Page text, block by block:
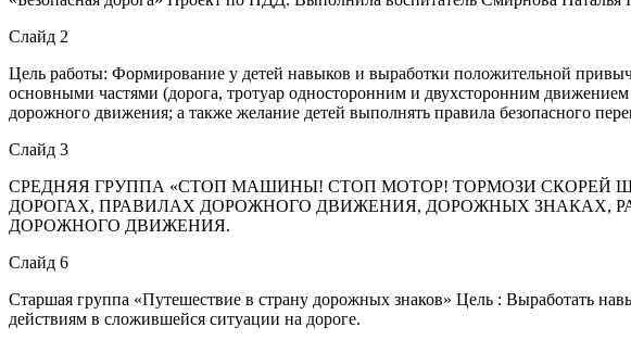
Слайд 2
Цель работы: Формирование у детей навыков и выработки положительной
основными частями (дорога, тротуар односторонним и двухсторонним
дорожного движения; а также желание детей выполнять правила безопасного
Слайд 3
СРЕДНЯЯ ГРУППА «СТОП МАШИНЫ! СТОП МОТОР! ТОРМОЗИ СКОРЕЙ
ДОРОГАХ, ПРАВИЛАХ ДОРОЖНОГО ДВИЖЕНИЯ, ДОРОЖНЫХ ЗНАКАХ,
ДОРОЖНОГО ДВИЖЕНИЯ.
Слайд 6
Старшая группа «Путешествие в страну дорожных знаков» Цель : Выработать
действиям в сложившейся ситуации на дороге.